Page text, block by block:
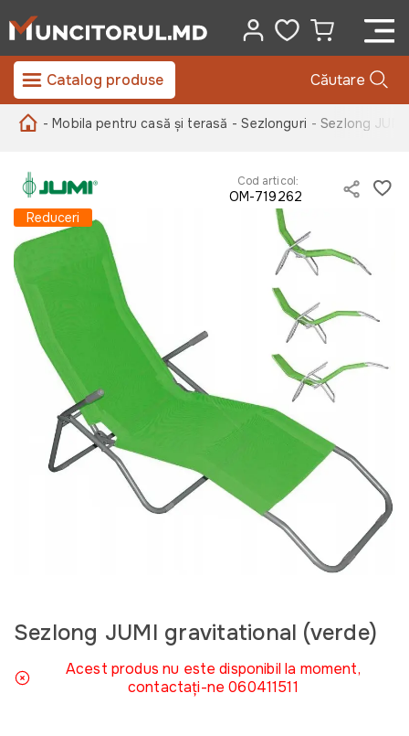
Catalog produse Căutare
- Mobila pentru casă și terasă - Sezlonguri - Sezlong
Cod articol:
OM-719262
Reduceri
Sezlong JUMI gravitational (verde)
Acest produs nu este disponibil la moment,
contactați-ne 060411511